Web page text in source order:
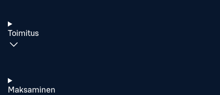
Toimitus
Maksaminen